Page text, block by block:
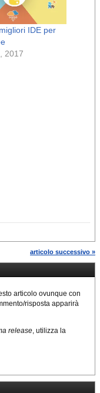
IDE per
2017
articolo successivo »
articolo ovunque con
risposta apparirà
release, utilizza la